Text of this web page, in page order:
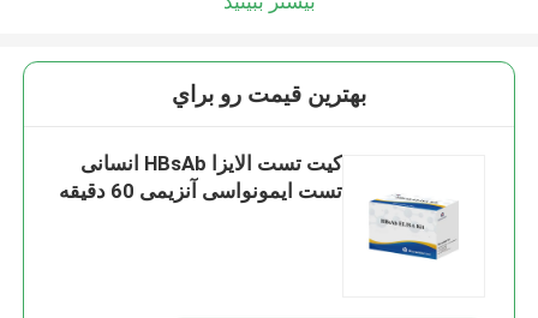
بهترين قيمت رو براي
کیت تست الایزا HBsAb انسانی
تست ایمونواسی آنزیمی 60 دقیقه